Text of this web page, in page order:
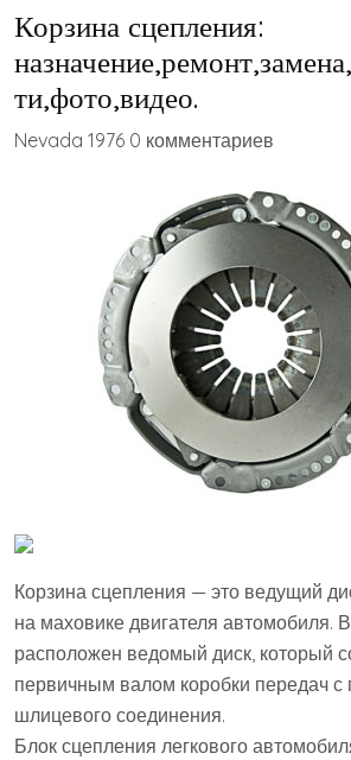
Корзина сцепления:
ти,фото,видео.
Nevada 1976 0 комментариев
Корзина сцепления — это ведущий
на маховике двигателя автомобиля.
расположен ведомый диск, который
первичным валом коробки передач
шлицевого соединения.
Блок сцепления легкового